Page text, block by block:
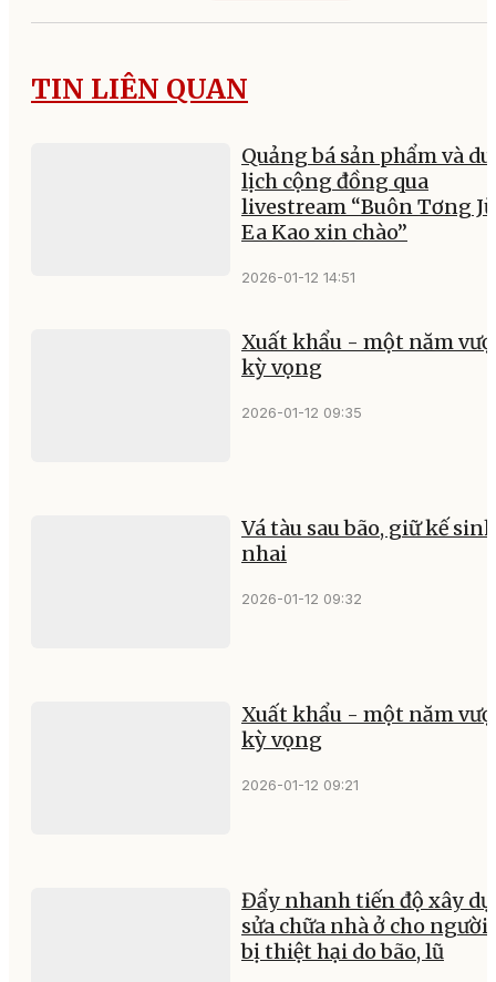
TIN LIÊN QUAN
Quảng bá sản phẩm và du
lịch cộng đồng qua
livestream “Buôn Tơng
Ea Kao xin chào”
2026-01-12 14:51
Xuất khẩu - một năm
kỳ vọng
2026-01-12 09:35
Vá tàu sau bão, giữ kế sinh
nhai
2026-01-12 09:32
Xuất khẩu - một năm
kỳ vọng
2026-01-12 09:21
Đẩy nhanh tiến độ xây
sửa chữa nhà ở cho người
bị thiệt hại do bão, lũ